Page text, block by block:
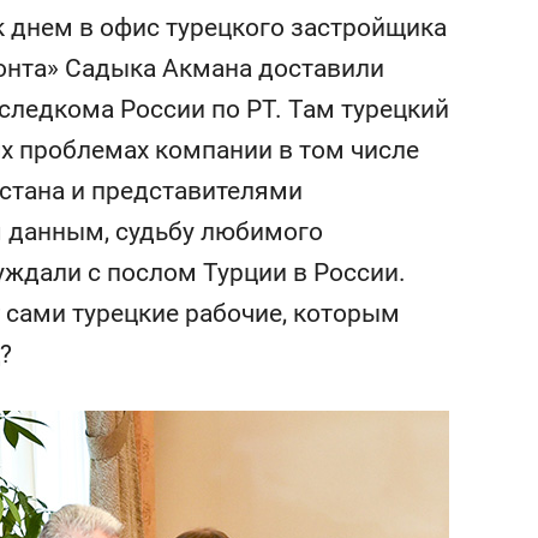
в офис турецкого застройщика
Садыка Акмана доставили
России по РТ. Там турецкий
проблемах компании в том числе
и представителями
данным, судьбу любимого
с послом Турции в России.
турецкие рабочие, которым
для меня это